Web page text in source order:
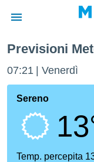
di
per
le
Previsioni
07:21 Venerdì
Sereno
Temp. percepita